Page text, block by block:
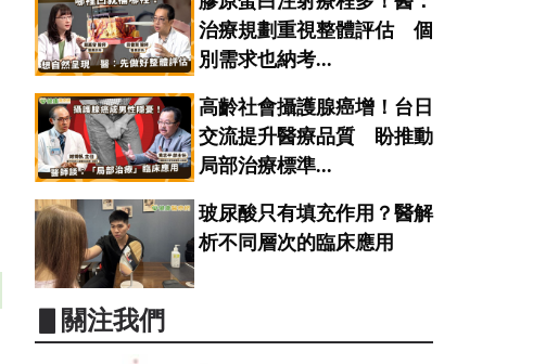
治療規劃重視整體評估 個
別需求也納考...
高齡社會攝護腺癌增！台日
交流提升醫療品質 盼推動
局部治療標準...
玻尿酸只有填充作用？醫解
析不同層次的臨床應用
▋關注我們